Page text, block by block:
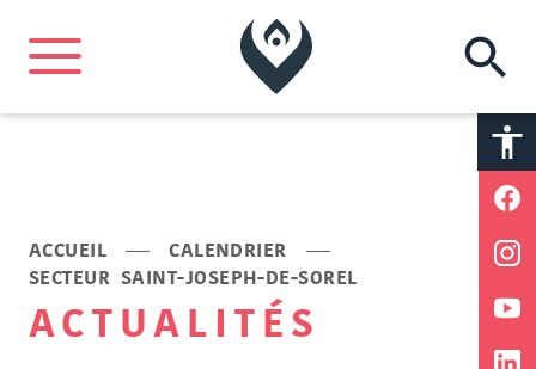
A
ACCUEIL
CALENDRIER
SECTEUR SAINT-JOSEPH-DE-SOREL
ACTUALITÉS